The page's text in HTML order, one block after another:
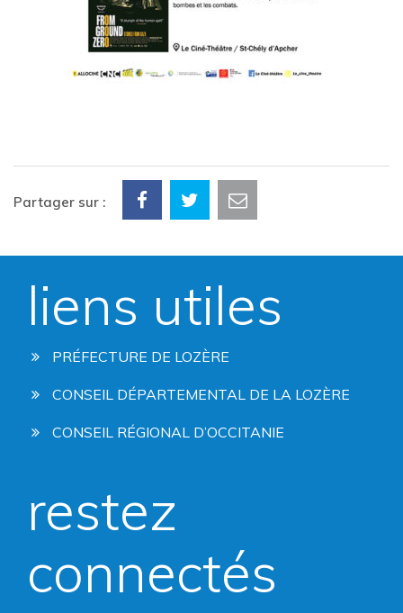
Partager sur :
liens utiles
PRÉFECTURE DE LOZÈRE
CONSEIL DÉPARTEMENTAL DE LA LOZÈRE
CONSEIL RÉGIONAL D’OCCITANIE
restez
connectés